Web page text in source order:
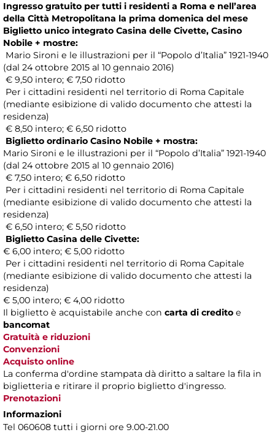
Ingresso gratuito per tutti i residenti a Roma e nell’area
della Città Metropolitana la prima domenica del mese
Biglietto unico integrato Casina delle Civette, Casino
Nobile + mostre:
Mario Sironi e le illustrazioni per il “Popolo d’Italia” 1921-1940
(dal 24 ottobre 2015 al 10 gennaio 2016)
€ 9,50 intero; € 7,50 ridotto
Per i cittadini residenti nel territorio di Roma Capitale
(mediante esibizione di valido documento che attesti la
residenza)
€ 8,50 intero; € 6,50 ridotto
Biglietto ordinario Casino Nobile + mostra:
Mario Sironi e le illustrazioni per il “Popolo d’Italia” 1921-1940
(dal 24 ottobre 2015 al 10 gennaio 2016)
€ 7,50 intero; € 6,50 ridotto
Per i cittadini residenti nel territorio di Roma Capitale
(mediante esibizione di valido documento che attesti la
residenza)
€ 6,50 intero; € 5,50 ridotto
Biglietto Casina delle Civette:
€ 6,00 intero; € 5,00 ridotto
Per i cittadini residenti nel territorio di Roma Capitale
(mediante esibizione di valido documento che attesti la
residenza)
€ 5,00 intero; € 4,00 ridotto
Il biglietto è acquistabile anche con carta di credito e
bancomat
Gratuità e riduzioni
Convenzioni
Acquisto online
La conferma d'ordine stampata dà diritto a saltare la fila in
biglietteria e ritirare il proprio biglietto d'ingresso.
Prenotazioni
Informazioni
Tel 060608 tutti i giorni ore 9.00-21.00